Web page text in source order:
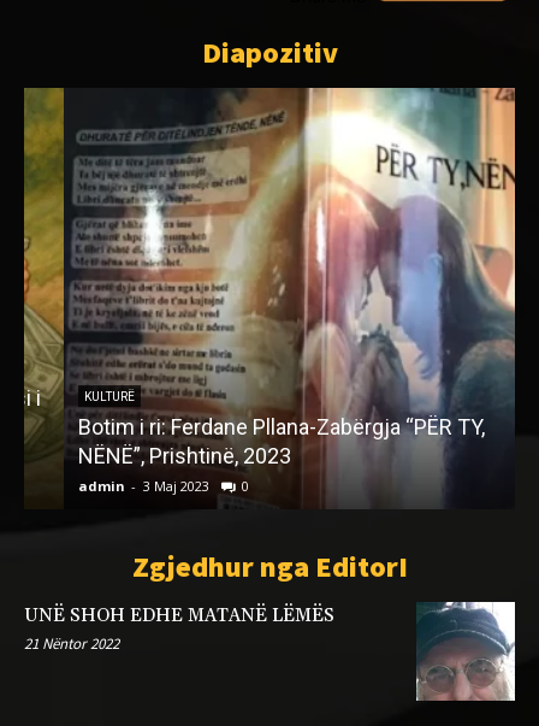
Diapozitiv
KULTURË
Botim i ri: Ferdane Pllana-Zabërgja “PËR TY,
NËNË”, Prishtinë, 2023
admin - 3 Maj 2023 0
Zgjedhur nga EditorI
UNË SHOH EDHE MATANË LËMËS
21 Nëntor 2022